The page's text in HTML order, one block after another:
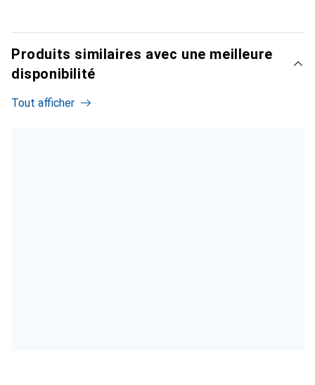
Produits similaires avec une meilleure
disponibilité
Tout afficher